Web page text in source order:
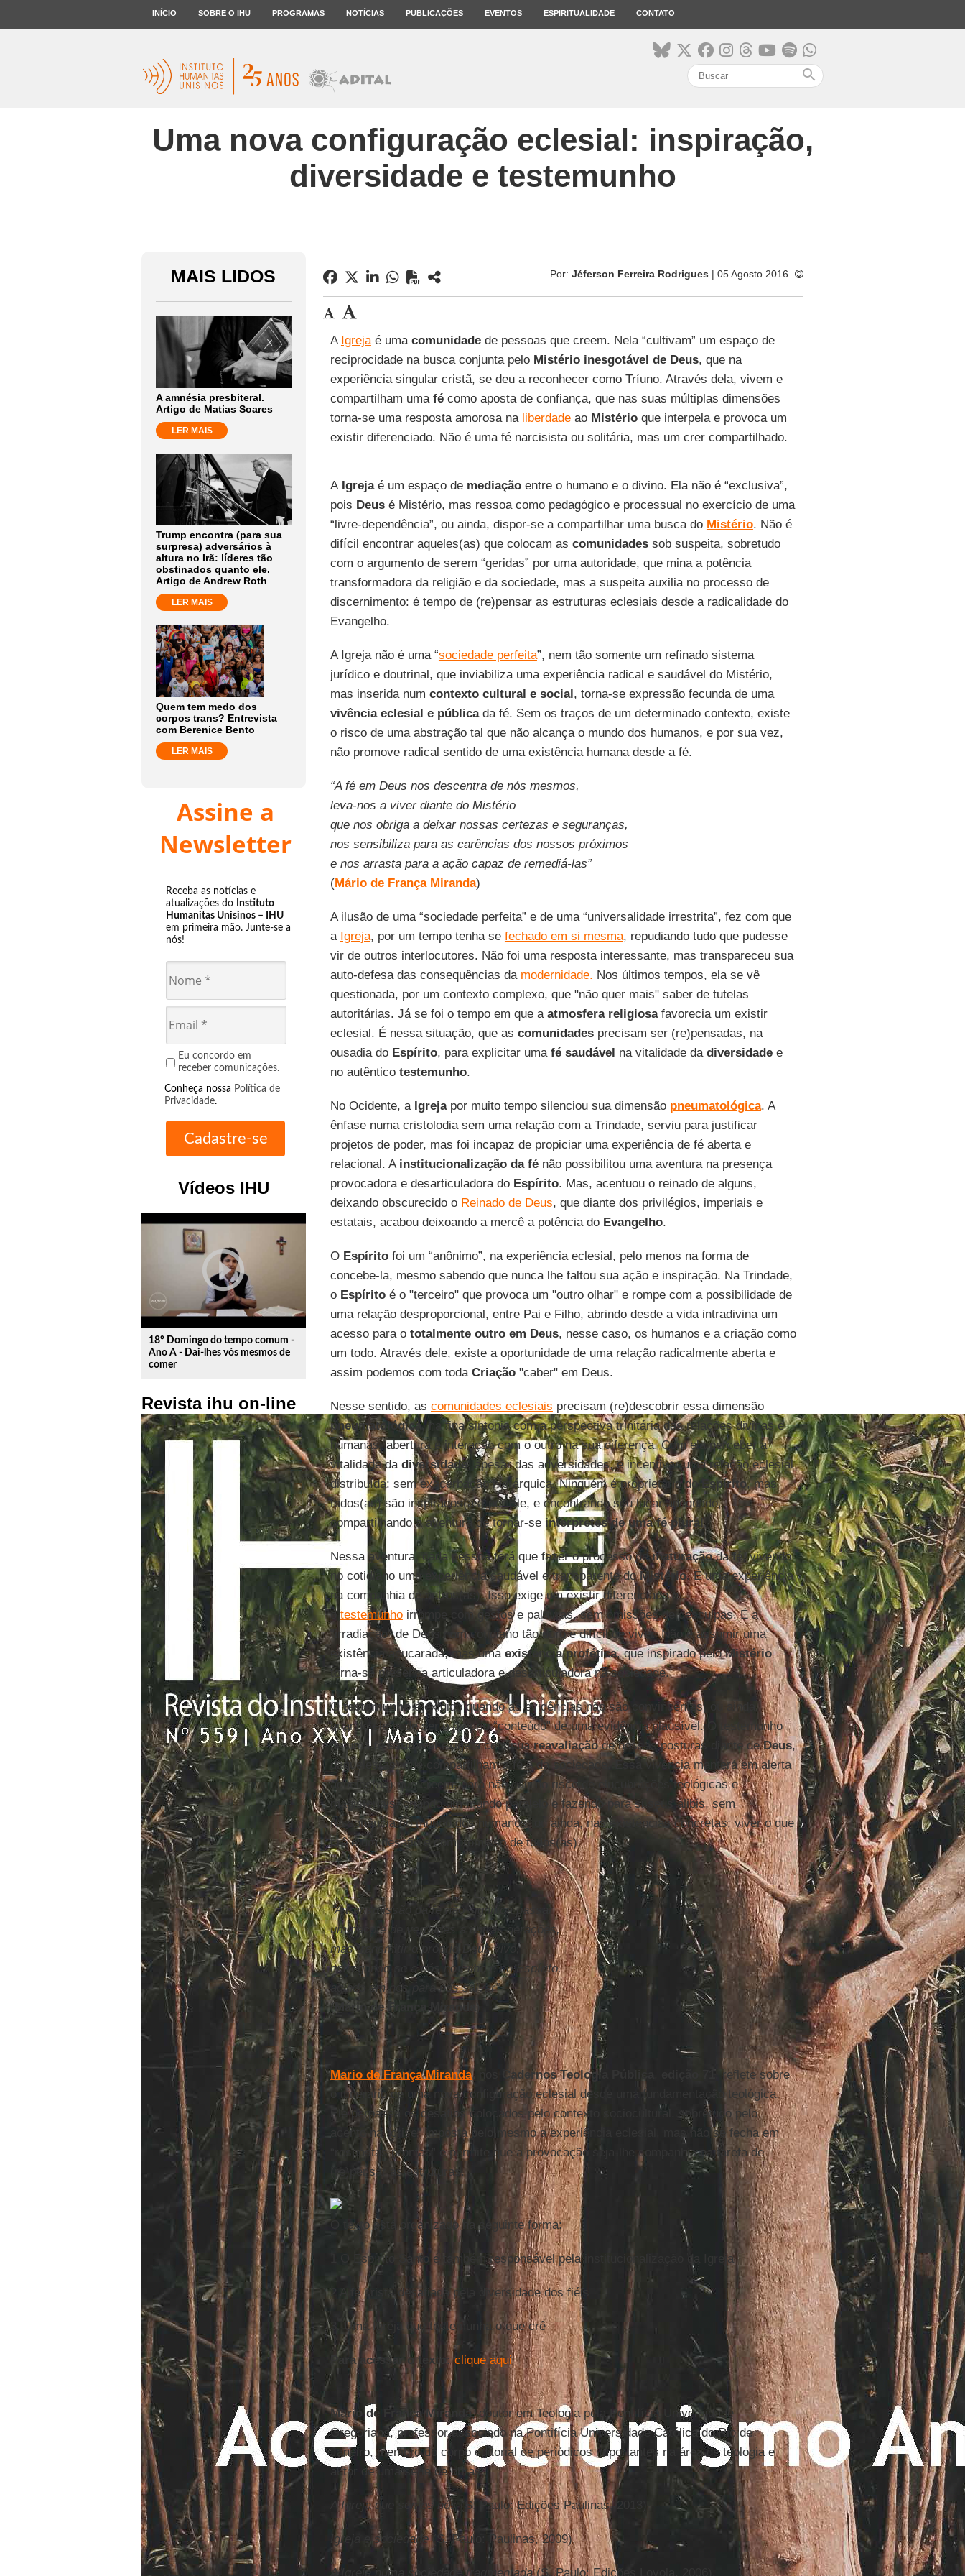
INÍCIO SOBRE O IHU PROGRAMAS NOTÍCIAS PUBLICAÇÕES EVENTOS ESPIRITUALIDADE CONTATO
search
Uma nova configuração eclesial: inspiração,
diversidade e testemunho
MAIS LIDOS
A amnésia presbiteral.
Artigo de Matias Soares
LER MAIS
Trump encontra (para sua
surpresa) adversários à
altura no Irã: líderes tão
obstinados quanto ele.
Artigo de Andrew Roth
LER MAIS
Quem tem medo dos
corpos trans? Entrevista
com Berenice Bento
LER MAIS
Assine a
Newsletter
Receba as notícias e
atualizações do Instituto
Humanitas Unisinos – IHU
em primeira mão. Junte-se a
nós!
Eu concordo em
receber comunicações.
Conheça nossa Política de
Privacidade.
Vídeos IHU
play_circle_outline
18º Domingo do tempo comum -
Ano A - Dai-lhes vós mesmos de
comer
Revista ihu on-line
Por: Jéferson Ferreira Rodrigues | 05 Agosto 2016
A Igrejaé umacomunidadede pessoas que creem. Nela “cultivam” um espaço de
reciprocidade na busca conjunta pelo Mistério inesgotável de Deus, que na
experiência singular cristã, se deu a reconhecer como Tríuno. Através dela, vivem e
compartilham umafécomo aposta de confiança, que nas suas múltiplas dimensões
torna-se uma resposta amorosa na liberdadeao Mistérioque interpela e provoca um
existir diferenciado. Não é uma fé narcisista ou solitária, mas um crer compartilhado.
AIgrejaé um espaço demediaçãoentre o humano e o divino. Ela não é “exclusiva”,
pois Deusé Mistério, mas ressoa como pedagógico e processual no exercício de uma
“livre-dependência”, ou ainda, dispor-se a compartilhar uma busca do Mistério. Não é
difícil encontrar aqueles(as) que colocam as comunidadessob suspeita, sobretudo
com o argumento de serem “geridas” por uma autoridade, que mina a potência
transformadora da religião e da sociedade, mas a suspeita auxilia no processo de
discernimento: é tempo de (re)pensar as estruturas eclesiais desde a radicalidade do
Evangelho.
A Igreja não é uma “sociedade perfeita”, nem tão somente um refinado sistema
jurídico e doutrinal, que inviabiliza uma experiência radical e saudável do Mistério,
mas inserida num contexto cultural e social, torna-se expressão fecunda de uma
vivência eclesial e públicada fé. Sem os traços de um determinado contexto, existe
o risco de uma abstração tal que não alcança o mundo dos humanos, e por sua vez,
não promove radical sentido de uma existência humana desde a fé.
“A fé em Deus nos descentra de nós mesmos,
leva-nos a viver diante do Mistério
que nos obriga a deixar nossas certezas e seguranças,
nos sensibiliza para as carências dos nossos próximos
e nos arrasta para a ação capaz de remediá-las”
(Mário de França Miranda)
A ilusão de uma “sociedade perfeita” e de uma “universalidade irrestrita”, fez com que
a Igreja, por um tempo tenha se fechado em si mesma, repudiando tudo que pudesse
vir de outros interlocutores. Não foi uma resposta interessante, mas transpareceu sua
auto-defesa das consequências da modernidade. Nos últimos tempos, ela se vê
questionada, por um contexto complexo, que "não quer mais" saber de tutelas
autoritárias. Já se foi o tempo em que aatmosfera religiosafavorecia um existir
eclesial. É nessa situação, que as comunidadesprecisam ser (re)pensadas, na
ousadia do Espírito, para explicitar uma fé saudável na vitalidade dadiversidadee
no autêntico testemunho.
No Ocidente, a Igrejapor muito tempo silenciou sua dimensão pneumatológica. A
ênfase numa cristolodia sem uma relação com a Trindade, serviu para justificar
projetos de poder, mas foi incapaz de propiciar uma experiência de fé aberta e
relacional. A institucionalização da fénão possibilitou uma aventura na presença
provocadora e desarticuladora do Espírito. Mas, acentuou o reinado de alguns,
deixando obscurecido o Reinado de Deus, que diante dos privilégios, imperiais e
estatais, acabou deixoando a mercê a potência doEvangelho.
O Espíritofoi um “anônimo”, na experiência eclesial, pelo menos na forma de
concebe-la, mesmo sabendo que nunca lhe faltou sua ação e inspiração. Na Trindade,
oEspíritoé o "terceiro" que provoca um "outro olhar" e rompe com a possibilidade de
uma relação desproporcional, entre Pai e Filho, abrindo desde a vida intradivina um
acesso para o totalmente outro em Deus, nesse caso, os humanos e a criação como
um todo. Através dele, existe a oportunidade de uma relação radicalmente aberta e
assim podemos com todaCriação"caber" em Deus.
Nesse sentido, as comunidades eclesiais precisam (re)descobrir essa dimensão
pneumatológica, na fina sintonia com a perspectiva trinitária das relações divinas e
humanas: abertura e interação com o outro na sua diferença. Com ela perceber a
vitalidade dadiversidade, apesar das adversidades, e incentivar uma relação eclesial
distribuída: sem exacerbação hierárquica. Ninguém é proprietário do
Espírito, mas
todos(as) são inspirados(as) por Ele, e encontrando seu lugar adequado,
compartilhando a aventura de tornar-se interpretes de uma fé plural.
Nessa aventura, cada pessoa terá que fazer o processo dematuraçãoda fé, vivendo
no cotidiano uma experiência saudável e transparente doMistério. É uma experiência
na companhia de outros(as). Isso exige um existir diferenciado e
o testemunhoirrompe com gestos e palavras, sem omissões de desculpas. É a
"irradiação" de Deus num cotidiano tão duro e difícil de viver. Não é assumir uma
existência açucarada, mas uma existência profética, que inspirado peloMistério
torna-se presença articuladora e desarticuladora na sociedade.
Otestemunhoé exigido quando as evidências não são convincentes, ou ainda,
quando ele pode ser o próprio “conteúdo” de uma evidência plausível. O testemunho
de uma fé saudávelexige a contínuareavaliaçãode nossas posturas diante deDeus,
daqueles(as) que compartilham a fé e da sociedade. Essa vivência manterá em alerta
aqueles(as) que creem, para não cair no risco de elucubrações teológicas e
magisteriais, criando um mundo paralelo e fazendo para si seus álibis, sem
ressonância no mundo dos humanos, ou ainda, nas existências concretas: viver o que
crê é um desafio e compromisso de todos(as).
“A transmissão da fé não significa passar
um pacote de verdades a outras gerações,
mas transmitir o próprio Deus vivo,
entregando-se a nós no Filho e no Espírito,
agindo em nós para nos salvar”
(Mário de França Miranda )
Mario de França Miranda, nos Cadernos Teologia Pública edição 71, reflete sobre
o itinerário de uma nova configuração eclesial desde uma fundamentação teológica.
Ele perpassa os desafios colocados pelo contexto sociocultural, sobretudo pelo
acento na “crise” imposta pelo mesmo a experiência eclesial, mas não se fecha em
“respostas prontas” e permite que a provocação seja-lhe companhia na tarefa de
(re)pensar as estruturas.
O texto está organizado na seguinte forma:
1 O Espírito Santo é também responsável pela institucionalização da Igreja
2 A fé cristã desafiada pela diversidade dos fiéis
3. Uma Igreja que testemunha o que crê
Para acessar o texto: clique aqui
Mario de França Miranda, doutor em Teologia pela Pontifícia Universidade
Gregoriana, professor associado na Pontifícia Universidade Católica do Rio de
Janeiro, membro do corpo editorial de periódicos importantes na área de teologia e
autor de uma série de obras:
A Igreja que somos nós (S. Paulo: Edições Paulinas, 2013).
Igreja e sociedade(S. Paulo: Paulinas, 2009).
A Igreja numa sociedade fragmentada(S. Paulo: Edições Loyola, 2006).